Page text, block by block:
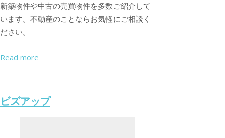
新築物件や中古の売買物件を多数ご紹介して
います。不動産のことならお気軽にご相談く
ださい。
Read more
ビズアップ